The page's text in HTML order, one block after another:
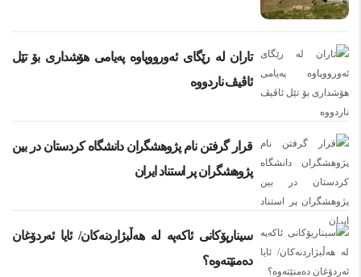
تاران لە رێگای ئەورووپاوە پەیامی هۆشداری بۆ تێل
ئاڤیڤ ناردووە
قرار گرفتن نام پژوهشگران دانشگاه کردستان در بین
پژوهشگران پر استناد ایران
سیناریۆکانی ئاکەپە لە هەڵبژاردنەکان/ ئایا ئەردۆغان
دەمنێتەوە؟